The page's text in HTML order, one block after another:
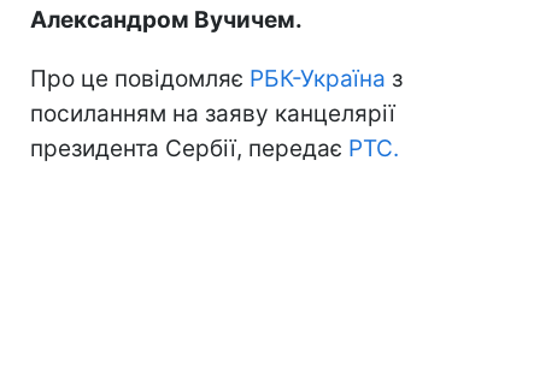
Александром Вучичем.
Про це повідомляє РБК-Україна з
посиланням на заяву канцелярії
президента Сербії, передає РТС.